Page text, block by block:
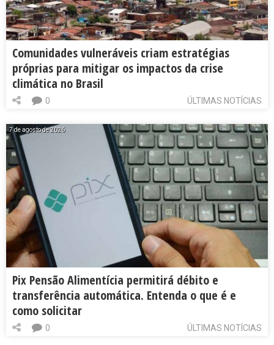
Comunidades vulneráveis criam estratégias
próprias para mitigar os impactos da crise
climática no Brasil
ÚLTIMAS NOTÍCIAS
0
7 de agosto de 2026
Pix Pensão Alimentícia permitirá débito e
transferência automática. Entenda o que é e
como solicitar
ÚLTIMAS NOTÍCIAS
0